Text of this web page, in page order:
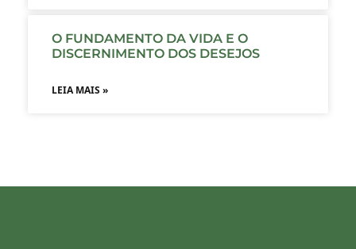
O FUNDAMENTO DA VIDA E O
DISCERNIMENTO DOS DESEJOS
LEIA MAIS »